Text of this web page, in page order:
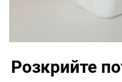
Розкрийте